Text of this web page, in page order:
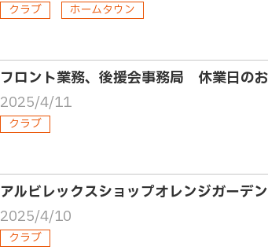
クラブ ホームタウン
フロント業務、後援会事務局 休業日の
2025/4/11
クラブ
アルビレックスショップオレンジガーデ
2025/4/10
クラブ